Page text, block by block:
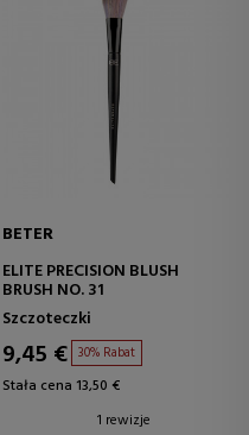
BETER
ELITE PRECISION BLUSH
BRUSH NO. 31
Szczoteczki
9,45 € 30% Rabat
Stała cena 13,50 €
1 rewizje